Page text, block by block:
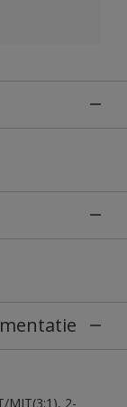
MIT(3:1), 2-